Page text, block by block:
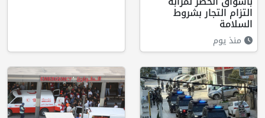
التزام التجار بشروط
السلامة
منذ يوم